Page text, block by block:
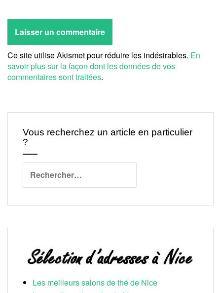
Ce site utilise Akismet pour réduire les indésirables. En
savoir plus sur la façon dont les données de vos
commentaires sont traitées.
Vous recherchez un article en particulier
?
Les meilleurs salons de thé de Nice